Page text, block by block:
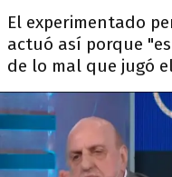
El experimentado
actuó así porque
de lo mal que jugó